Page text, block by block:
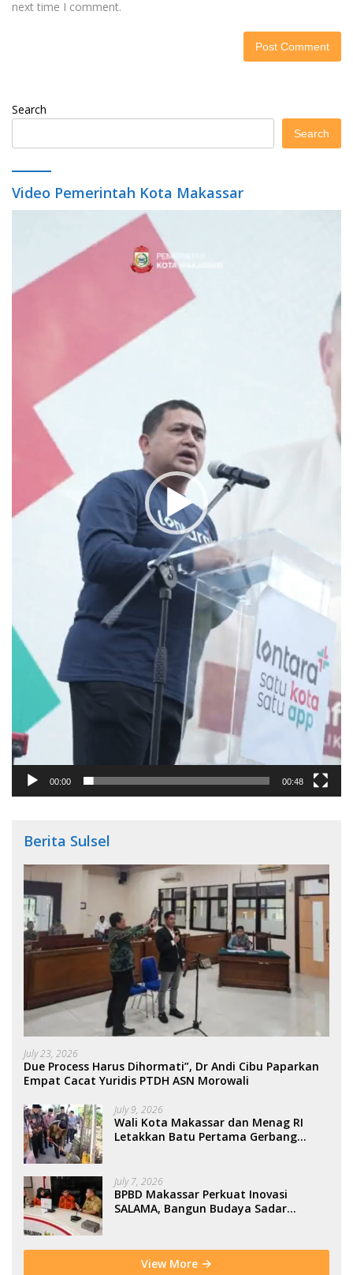
next time I comment.
Search
Search
Video Pemerintah Kota Makassar
00:00 00:48
Berita Sulsel
July 23, 2026
Due Process Harus Dihormati”, Dr Andi Cibu Paparkan
Empat Cacat Yuridis PTDH ASN Morowali
July 9, 2026
Wali Kota Makassar dan Menag RI
Letakkan Batu Pertama Gerbang
July 7, 2026
BPBD Makassar Perkuat Inovasi
SALAMA, Bangun Budaya Sadar
View More